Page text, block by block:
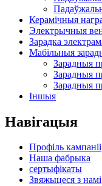
Керамічныя
Электрычныя
Зарадка
Мабільныя
Зарадныя
Зарадныя
Зарадныя
Іншыя
Навігацыя
Профіль кампаніі
Наша фабрыка
сертыфікаты
Звяжыцеся з намі